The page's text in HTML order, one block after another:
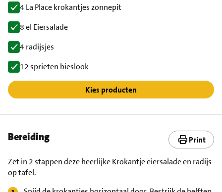
4 La Place krokantjes zonnepit
8 el Eiersalade
4 radijsjes
12 sprieten bieslook
Kies producten
Bereiding Print
Zet in 2 stappen deze heerlijke Krokantje eiersalade en radijs
op tafel.